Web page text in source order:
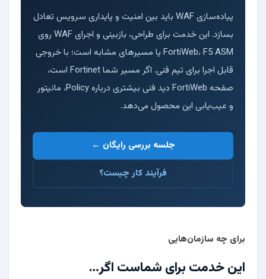
پیاده‌سازی WAF باید بین امنیت و پایداری سرویس تعادل
بسازد. این خدمت برای طراحی، بازبینی و اجرای WAF روی
FortiWeb، F5 ASM یا مسیرهای مشابه است؛ با خروجی
قابل اجرا برای تیم فنی. اگر مسیر شما Fortinet است،
صفحه FortiWeb
دید فنی بیشتری درباره Policy، مانیتور
و عیب‌یابی این محصول می‌دهد.
جلسه بررسی رایگان ←
فرآیند کار چیست؟
برای چه سازمان‌هایی
این خدمت برای شماست اگر…